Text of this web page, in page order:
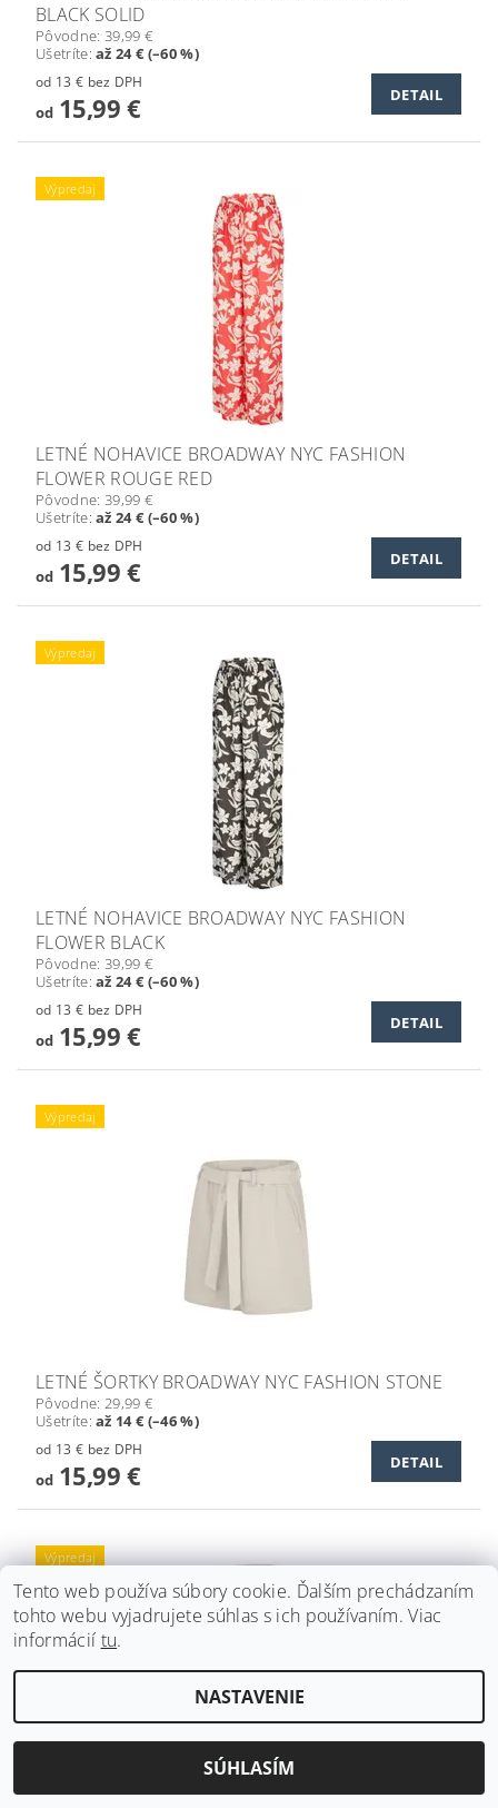
BLACK SOLID
Pôvodne: 39,99 €
Ušetríte:až 24 € (–60 %)
od 13 € bez DPH
od15,99 € DETAIL
Výpredaj
LETNÉ NOHAVICE BROADWAY NYC FASHION
FLOWER ROUGE RED
Pôvodne: 39,99 €
Ušetríte:až 24 € (–60 %)
od 13 € bez DPH
od15,99 € DETAIL
Výpredaj
LETNÉ NOHAVICE BROADWAY NYC FASHION
FLOWER BLACK
Pôvodne: 39,99 €
Ušetríte:až 24 € (–60 %)
od 13 € bez DPH
od15,99 € DETAIL
Výpredaj
LETNÉ ŠORTKY BROADWAY NYC FASHION STONE
Pôvodne: 29,99 €
Ušetríte:až 14 € (–46 %)
od 13 € bez DPH
od15,99 € DETAIL
Výpredaj
Tento web používa súbory cookie. Ďalším prechádzaním
tohto webu vyjadrujete súhlas s ich používaním. Viac
informácií tu.
NASTAVENIE
SÚHLASÍM